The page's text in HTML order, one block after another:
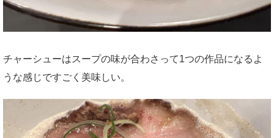
チャーシューはスープの味が合わさって1つの作品になるよ
うな感じですごく美味しい。